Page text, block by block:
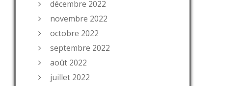
décembre 2022
novembre 2022
octobre 2022
septembre 2022
août 2022
juillet 2022